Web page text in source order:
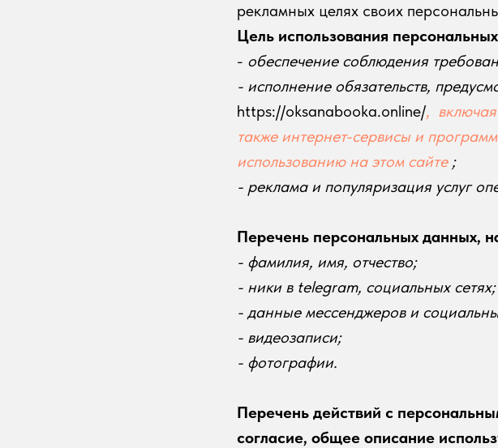
рекламных целях своих
Цель использования
- обеспечение соблюдения
- исполнение обязательств,
https://oksanabooka.online/,
также интернет-сервисы и
использованию на этом сайте ;
- реклама и популяризация услуг
Перечень персональных данных,
- фамилия, имя, отчество;
- ники в telegram, социальных сетях;
- данные мессенджеров и
- видеозаписи;
- фотографии.
Перечень действий с
согласие, общее описание